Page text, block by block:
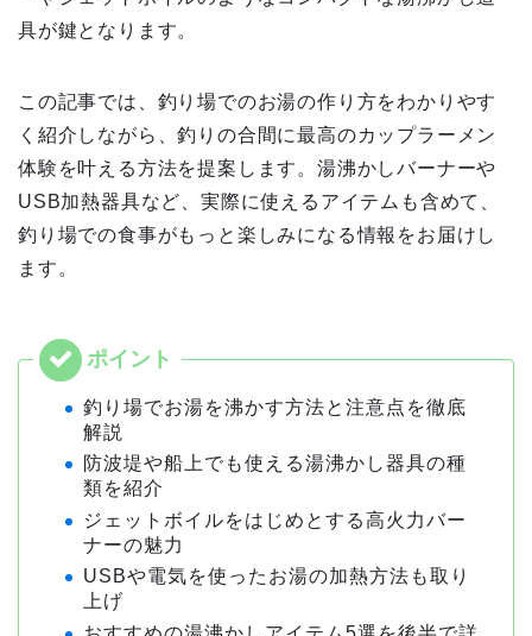
具が鍵となります。
この記事では、釣り場でのお湯の作り方をわかりやす
く紹介しながら、釣りの合間に最高のカップラーメン
体験を叶える方法を提案します。湯沸かしバーナーや
USB加熱器具など、実際に使えるアイテムも含めて、
釣り場での食事がもっと楽しみになる情報をお届けし
ます。
釣り場でお湯を沸かす方法と注意点を徹底
解説
防波堤や船上でも使える湯沸かし器具の種
類を紹介
ジェットボイルをはじめとする高火力バー
ナーの魅力
USBや電気を使ったお湯の加熱方法も取り
上げ